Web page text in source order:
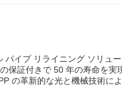
イプ リライニング ソリュ
保証付きで 50 年の寿命を
の革新的な光と機械技術に